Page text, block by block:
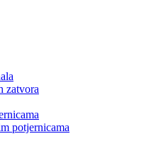
zatvora
potjernicama